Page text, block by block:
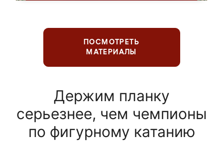
ПОСМОТРЕТЬ
МАТЕРИАЛЫ
Держим планку
серьезнее, чем чемпионы
по фигурному катанию